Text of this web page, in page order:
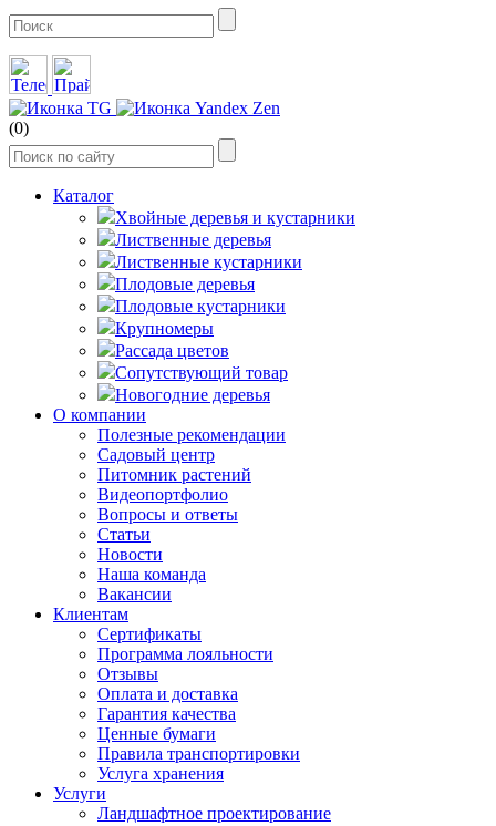
(0)
Каталог
Хвойные деревья и кустарники
Лиственные деревья
Лиственные кустарники
Плодовые деревья
Плодовые кустарники
Крупномеры
Рассада цветов
Сопутствующий товар
Новогодние деревья
О компании
Полезные рекомендации
Садовый центр
Питомник растений
Видеопортфолио
Вопросы и ответы
Статьи
Новости
Наша команда
Вакансии
Клиентам
Сертификаты
Программа лояльности
Отзывы
Оплата и доставка
Гарантия качества
Ценные бумаги
Правила транспортировки
Услуга хранения
Услуги
Ландшафтное проектирование